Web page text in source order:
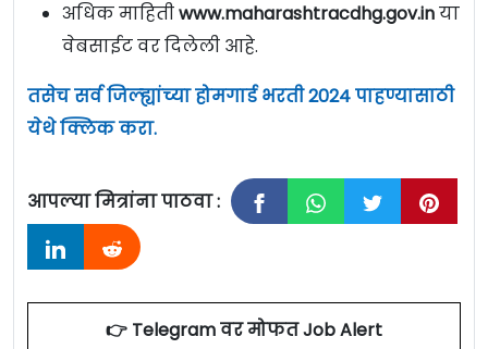
अधिक माहितीwww.maharashtracdhg.gov.inया
वेबसाईट वर दिलेली आहे.
तसेच सर्व जिल्ह्यांच्या होमगार्ड भरती 2024 पाहण्यासाठी
येथे क्लिक करा.
आपल्या मित्रांना पाठवा :
👉 Telegram वर मोफत Job Alert